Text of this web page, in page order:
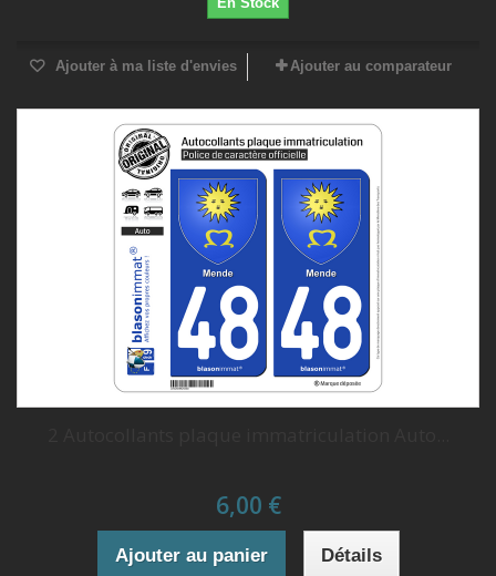
Ajouter à ma liste d'envies Ajouter au comparateur
6,00 €
Ajouter au panier Détails